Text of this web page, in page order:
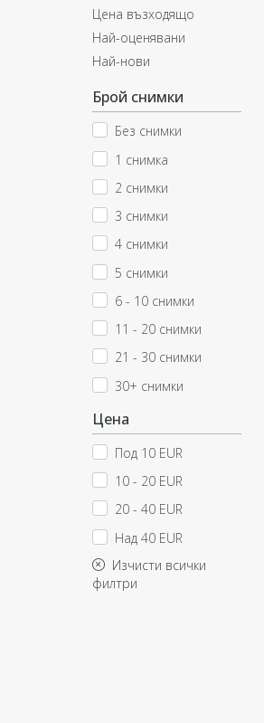
Цена възходящо
Най-оценявани
Най-нови
Брой снимки
Без снимки
1 снимка
2 снимки
3 снимки
4 снимки
5 снимки
6 - 10 снимки
11 - 20 снимки
21 - 30 снимки
30+ снимки
Цена
Под 10 EUR
10 - 20 EUR
20 - 40 EUR
Над 40 EUR
Изчисти всички
филтри